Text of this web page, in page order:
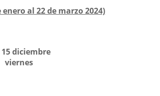
enero al 22 de marzo 2024)
diciembre
viernes